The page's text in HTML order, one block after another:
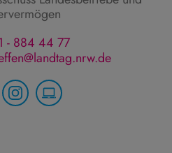
- 884 44 77